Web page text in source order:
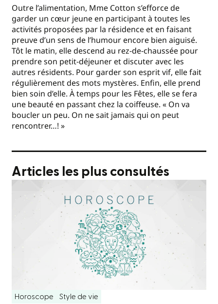
Outre l’alimentation, Mme Cotton s’efforce de
garder un cœur jeune en participant à toutes les
activités proposées par la résidence et en faisant
preuve d’un sens de l’humour encore bien aiguisé.
Tôt le matin, elle descend au rez-de-chaussée pour
prendre son petit-déjeuner et discuter avec les
autres résidents. Pour garder son esprit vif, elle fait
régulièrement des mots mystères. Enfin, elle prend
bien soin d’elle. À temps pour les Fêtes, elle se fera
une beauté en passant chez la coiffeuse. « On va
boucler un peu. On ne sait jamais qui on peut
rencontrer…! »
Articles les plus consultés
Horoscope Style de vie